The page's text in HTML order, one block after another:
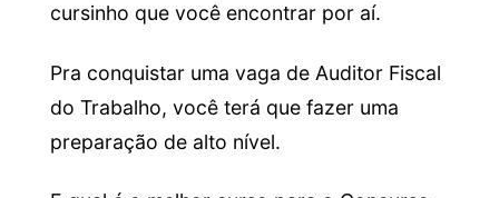
cursinho que você encontrar por aí.
Pra conquistar uma vaga de Auditor Fiscal
do Trabalho, você terá que fazer uma
preparação de alto nível.